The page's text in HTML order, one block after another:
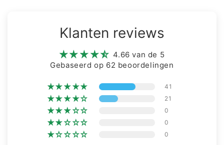
Klanten reviews
4.66 van de 5
Gebaseerd op 62 beoordelingen
41
21
0
0
0